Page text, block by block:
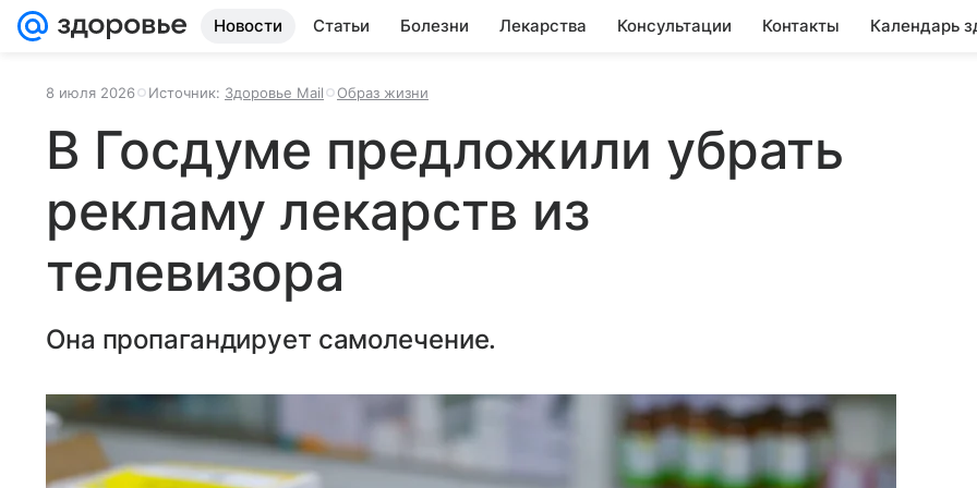
Новости Статьи Болезни Лекарства Консультации Контакты Календарь
8 июля 2026 Источник: Здоровье Mail Образ жизни
В Госдуме предложили убрать
рекламу лекарств из
телевизора
Она пропагандирует самолечение.